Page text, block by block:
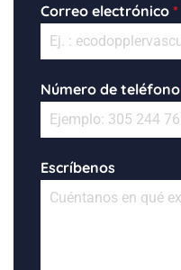
Correo electrónico *
Número de teléfono
Escríbenos